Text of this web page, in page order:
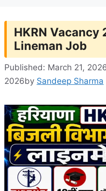
HKRN Vacancy
Lineman Job
Published: March 21,
2026by Sandeep Sharma